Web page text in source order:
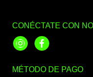
CONÉCTATE CON
InstagramFacebook
MÉTODO DE PAGO